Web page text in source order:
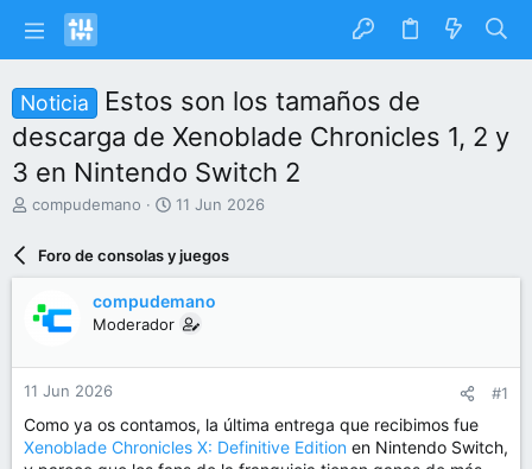
Noticia
Estos son los tamaños de
descarga de Xenoblade Chronicles 1, 2 y
3 en Nintendo Switch 2
I
a
r
d
e
l
t
compudemano
F
c
h
d
e
n
o
11 Jun 2026
Foro de consolas y juegos
compudemano
Moderador
11 Jun 2026 #1
Como ya os contamos, la última entrega que recibimos fue
Xenoblade Chronicles X: Definitive Edition en Nintendo Switch,